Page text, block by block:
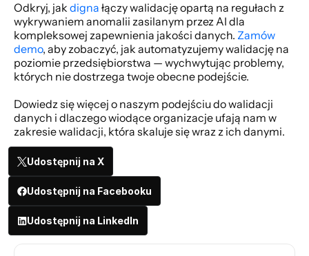
Odkryj, jak digna łączy walidację opartą na regułach z
wykrywaniem anomalii zasilanym przez AI dla
kompleksowej zapewnienia jakości danych. Zamów
demo, aby zobaczyć, jak automatyzujemy walidację na
poziomie przedsiębiorstwa — wychwytując problemy,
których nie dostrzega twoje obecne podejście.
Dowiedz się więcej o naszym podejściu do walidacji
danych i dlaczego wiodące organizacje ufają nam w
zakresie walidacji, która skaluje się wraz z ich danymi.
Udostępnij na X
Udostępnij na Facebooku
Udostępnij na LinkedIn